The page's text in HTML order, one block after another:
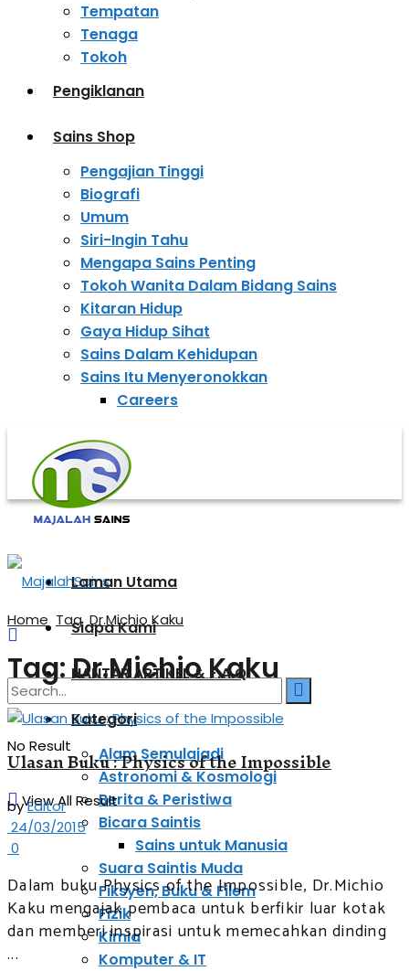
Tempatan
Tenaga
Tokoh
Pengiklanan
Sains Shop
Pengajian Tinggi
Biografi
Umum
Siri-Ingin Tahu
Mengapa Sains Penting
Tokoh Wanita Dalam Bidang Sains
Kitaran Hidup
Gaya Hidup Sihat
Sains Dalam Kehidupan
Sains Itu Menyeronokkan
Careers
Laman Utama
Siapa Kami
HANTAR ARTIKEL & F.A.Q
Kategori
Alam Semulajadi
Astronomi & Kosmologi
Berita & Peristiwa
Bicara Saintis
Sains untuk Manusia
Suara Saintis Muda
Fiksyen, Buku & Filem
Fizik
Kimia
Komputer & IT
No Result
View All Result
Home Tag Dr.Michio Kaku
Tag:Dr.Michio Kaku
Ulasan Buku : Physics of the Impossible
byEditor
24/03/2015
0
Dalam buku Physics of the Impossible, Dr.Michio
Kaku mengajak pembaca untuk berfikir luar kotak
dan memberi inspirasi untuk memecahkan dinding
...